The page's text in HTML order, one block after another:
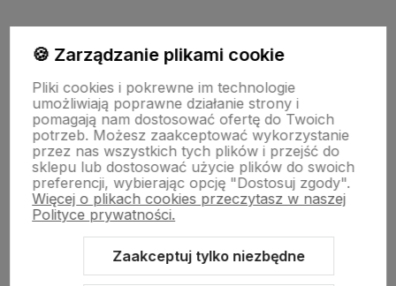
Pomoc
Strony Informacyjne
Moje konto
🍪 Zarządzanie plikami cookie
Pliki cookies i pokrewne im technologie
umożliwiają poprawne działanie strony i
pomagają nam dostosować ofertę do Twoich
potrzeb. Możesz zaakceptować wykorzystanie
przez nas wszystkich tych plików i przejść do
sklepu lub dostosować użycie plików do swoich
preferencji, wybierając opcję "Dostosuj zgody".
Więcej o plikach cookies przeczytasz w naszej
Polityce prywatności.
Zaakceptuj tylko niezbędne